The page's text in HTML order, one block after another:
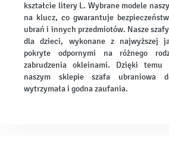
kształcie litery L. Wybrane modele
na klucz, co gwarantuje
ubrań i innych przedmiotów. Nasze
dla dzieci, wykonane z najwyższej
pokryte odpornymi na różnego
zabrudzenia okleinami. Dzięki temu
naszym sklepie szafa ubraniowa
wytrzymała i godna zaufania.